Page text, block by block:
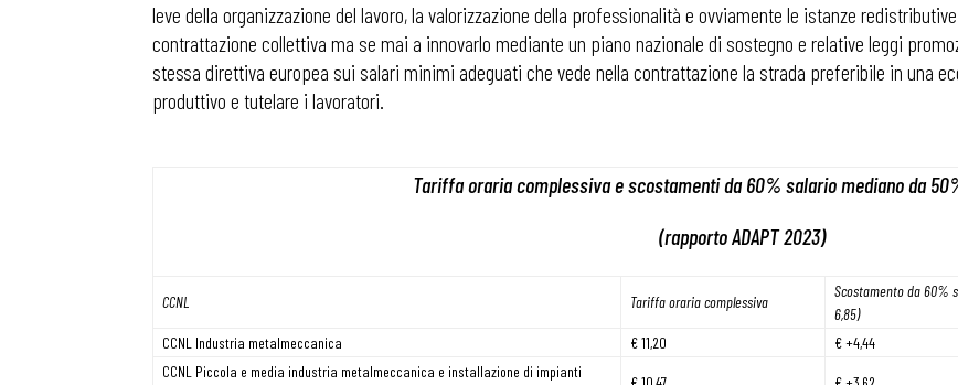
Articoli
leve della organizzazione del lavoro, la valorizzazione della professionalità e ovviamente le istanze
contrattazione collettiva ma se mai a innovarlo mediante un piano nazionale di sostegno e relative leggi
stessa direttiva europea sui salari minimi adeguati che vede nella contrattazione la strada preferibile in una
produttivo e tutelare i lavoratori.
Tariffa oraria complessiva e scostamenti da 60% salario mediano da
(rapporto ADAPT 2023)
CCNL Tariffa oraria complessiva
Scostamento da 60%
6,85)
CCNL Industria metalmeccanica € 11,20 € +4,44
CCNL Piccola e media industria metalmeccanica e installazione di impianti